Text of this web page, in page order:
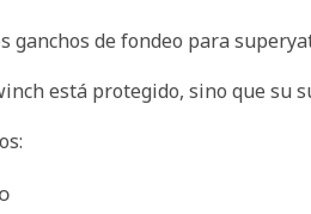
ganchos de fondeo para
está protegido, sino que su